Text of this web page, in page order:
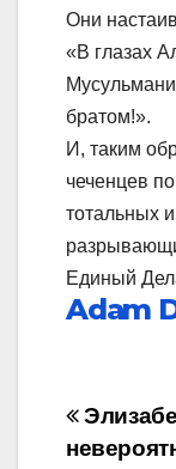
Они
«В глазах
братом!».
И, таким
чеченцев
тотальных
Единый
Adam